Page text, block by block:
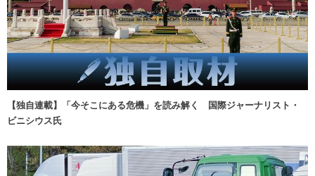
【独自連載】「今そこにある危機」を読み解く 国際ジャーナリスト・
ビニシウス氏